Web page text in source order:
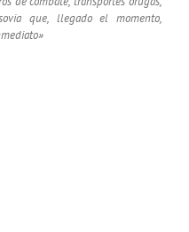
que, llegado el momento,